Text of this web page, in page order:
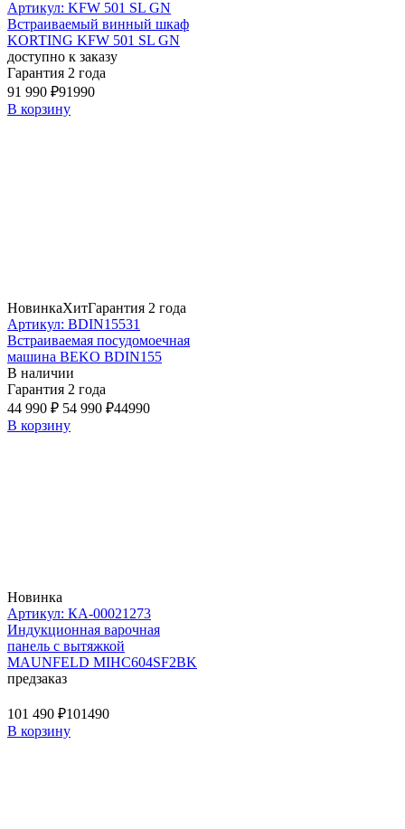
Артикул: KFW 501 SL GN
Встраиваемый винный шкаф
KORTING KFW 501 SL GN
доступно к заказу
Гарантия 2 года
91 990 ₽91990
В корзину
НовинкаХитГарантия 2 года
Артикул: BDIN15531
Встраиваемая посудомоечная
машина BEKO BDIN155
В наличии
Гарантия 2 года
44 990 ₽ 54 990 ₽44990
В корзину
Новинка
Артикул: КА-00021273
Индукционная варочная
панель с вытяжкой
MAUNFELD MIHC604SF2BK
предзаказ
101 490 ₽101490
В корзину